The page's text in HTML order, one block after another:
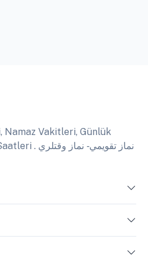
Namaz Vakitleri, Günlük
Haftalık ve Aylık Ezan Saatleri . نماز تقويمي - نماز وقتلري